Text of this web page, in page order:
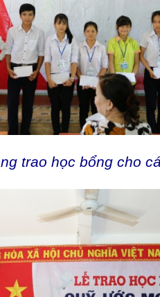
trao học bổng cho